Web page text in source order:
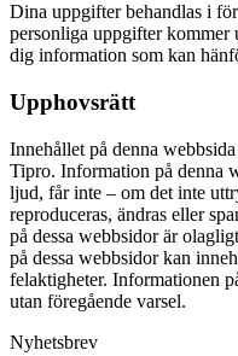
Dina uppgifter behandlas i
personliga uppgifter kommer
dig information som kan
Upphovsrätt
Innehållet på denna
Tipro. Information på denna
ljud, får inte – om det inte
reproduceras, ändras eller
på dessa webbsidor är
på dessa webbsidor kan
felaktigheter. Informationen
utan föregående varsel.
Nyhetsbrev